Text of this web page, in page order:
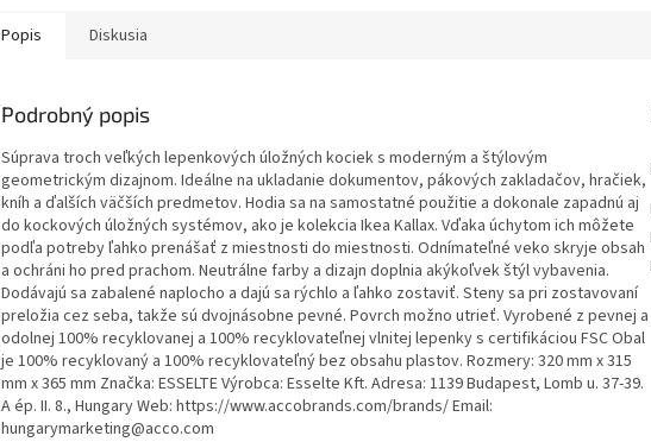
Popis Diskusia
Podrobný popis
Súprava troch veľkých lepenkových úložných kociek s moderným a štýlovým
geometrickým dizajnom. Ideálne na ukladanie dokumentov, pákových zakladačov, hračiek,
kníh a ďalších väčších predmetov. Hodia sa na samostatné použitie a dokonale zapadnú aj
do kockových úložných systémov, ako je kolekcia Ikea Kallax. Vďaka úchytom ich môžete
podľa potreby ľahko prenášať z miestnosti do miestnosti. Odnímateľné veko skryje obsah
a ochráni ho pred prachom. Neutrálne farby a dizajn doplnia akýkoľvek štýl vybavenia.
Dodávajú sa zabalené naplocho a dajú sa rýchlo a ľahko zostaviť. Steny sa pri zostavovaní
preložia cez seba, takže sú dvojnásobne pevné. Povrch možno utrieť. Vyrobené z pevnej a
odolnej 100% recyklovanej a 100% recyklovateľnej vlnitej lepenky s certifikáciou FSC Obal
je 100% recyklovaný a 100% recyklovateľný bez obsahu plastov. Rozmery: 320 mm x 315
mm x 365 mm Značka: ESSELTE Výrobca: Esselte Kft. Adresa: 1139 Budapest, Lomb u. 37-39.
A ép. II. 8., Hungary Web: https://www.accobrands.com/brands/ Email:
hungarymarketing@acco.com